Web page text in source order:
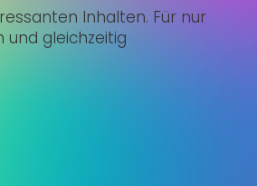
Inhalten. Für nur
und gleichzeitig